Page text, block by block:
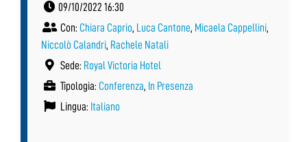
09/10/2022 16:30
Con: Chiara Caprio, Luca Cantone, Micaela Cappellini,
Niccolò Calandri, Rachele Natali
Sede: Royal Victoria Hotel
Tipologia: Conferenza, In Presenza
Lingua: Italiano